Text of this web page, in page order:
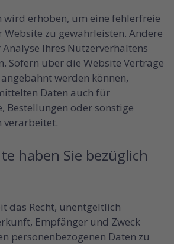
wird erhoben, um eine fehlerfreie
zu gewährleisten. Andere
Ihres Nutzerverhaltens
Sofern über die Website Verträge
werden können,
Daten auch für
Bestellungen oder sonstige
verarbeitet.
haben Sie bezüglich
das Recht, unentgeltlich
Empfänger und Zweck
personenbezogenen Daten zu